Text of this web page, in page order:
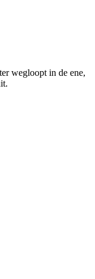
wegloopt in de ene,